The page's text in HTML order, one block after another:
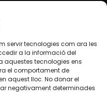
servir tecnologies com ara les
a la informació del
aquestes tecnologies ens
el comportament de
aquest lloc. No donar el
negativament determinades